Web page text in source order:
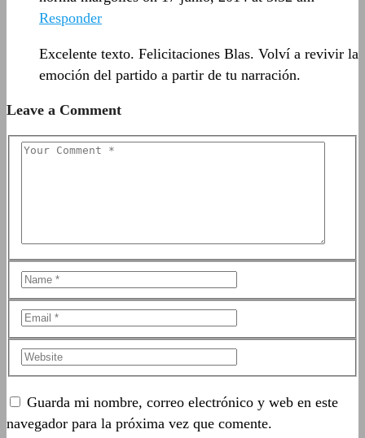
Responder
Excelente texto. Felicitaciones Blas. Volví a revivir la
emoción del partido a partir de tu narración.
Leave a Comment
Guarda mi nombre, correo electrónico y web en este
navegador para la próxima vez que comente.